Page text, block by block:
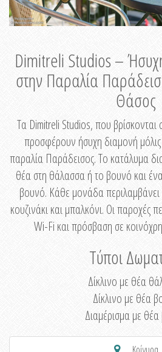
Dimitreli Studios –
στην Παραλία
Θάσος
Τα Dimitreli Studios, που
προσφέρουν ήσυχη διαμονή
παραλία Παράδεισος. Το κατάλυμα
θέα στη θάλασσα ή το βουνό και
βουνό. Κάθε μονάδα περιλαμβάνει
κουζινάκι και μπαλκόνι. Οι παροχές
Wi-Fi και πρόσβαση σε
Τύποι
Δίκλινο με θέα
Δίκλινο με θέα
Διαμέρισμα με